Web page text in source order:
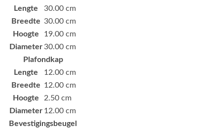
Lengte
30.00 cm
Breedte 30.00 cm
Hoogte
19.00 cm
Diameter 30.00 cm
Plafondkap
Lengte
12.00 cm
Breedte 12.00 cm
Hoogte
2.50 cm
Diameter 12.00 cm
Bevestigingsbeugel